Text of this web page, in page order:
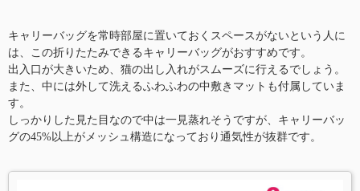
キャリーバッグを常時部屋に置いておくスペースがないという人に
は、この折りたたみできるキャリーバッグがおすすめです。
出入口が大きいため、猫の出し入れがスムーズに行えるでしょう。
また、中には外して洗えるふわふわの中敷きマットも付属していま
す。
しっかりした見た目なので中は一見蒸れそうですが、キャリーバッ
グの45%以上がメッシュ構造になっており通気性が抜群です。